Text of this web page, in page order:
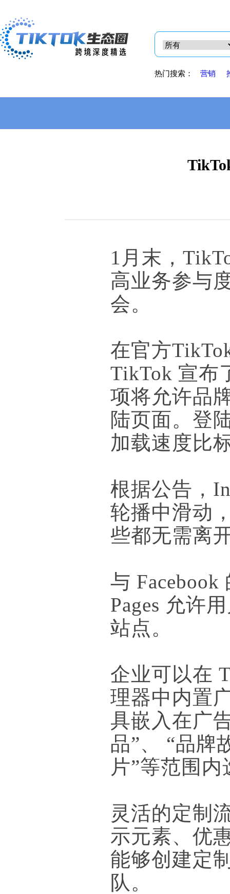
热门搜索： 营销
1月末，
高业务参与
会。
在官方
TikTok 宣布
项将允许品
陆页面。登
加载速度比
根据公告，
轮播中滑动
些都无需离
与
Pages 允许
站点。
企业可以在
理器中内置
具嵌入在广
品”、 “品牌
片”等范围
灵活的定制
示元素、优
能够创建定
队。